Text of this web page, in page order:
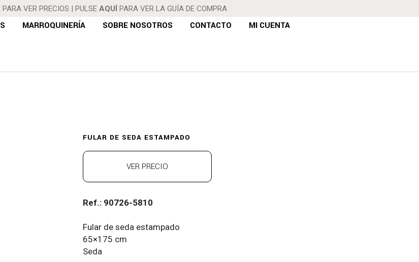
PARA VER PRECIOS | PULSE AQUÍ PARA VER LA GUÍA DE COMPRA
MARROQUINERÍA SOBRE NOSOTROS CONTACTO
MI CUENTA
ESTAMPADO
FULAR DE SEDA ESTAMPADO
VER PRECIO
Ref.: 90726-5810
Fular de seda estampado
65×175 cm
Seda